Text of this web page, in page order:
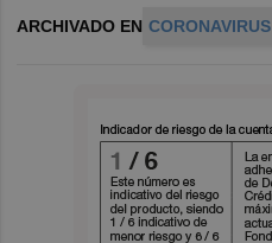
ARCHIVADO EN CORONAVIRUS